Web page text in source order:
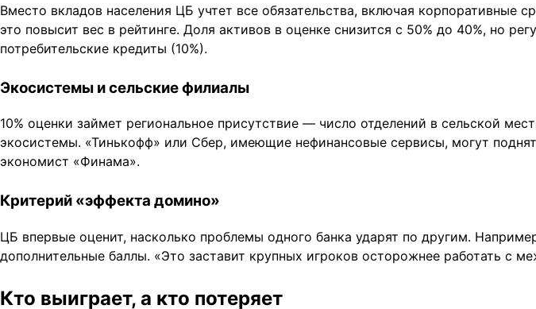
Вместо вкладов населения ЦБ учтет все обязательства, включая
это повысит вес в рейтинге. Доля активов в оценке снизится с 50% до 40%, но
потребительские кредиты (10%).
Экосистемы и сельские филиалы
10% оценки займет региональное присутствие — число отделений в сельской
экосистемы. «Тинькофф» или Сбер, имеющие нефинансовые сервисы, могут
экономист «Финама».
Критерий «эффекта домино»
ЦБ впервые оценит, насколько проблемы одного банка ударят по другим.
дополнительные баллы. «Это заставит крупных игроков осторожнее работать с
Кто выиграет, а кто потеряет